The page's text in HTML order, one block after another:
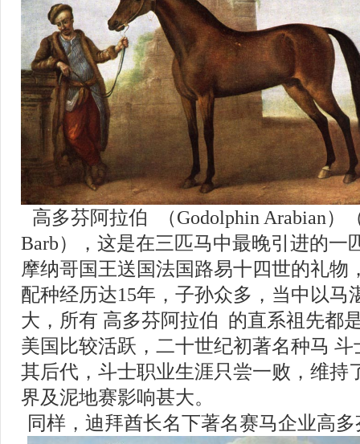
高多芬阿拉伯 （Godolphin Arabian）
Barb），这是在三匹马中最晚引进的一
摩纳哥国王送国法国路易十四世的礼物
配种经历达15年，子孙众多，当中以马
大，所有 高多芬阿拉伯 的直系祖先都
美国比较活跃，二十世纪初著名种马 斗
其后代，斗士职业生涯只尝一败，维持
界及泥地赛影响甚大。
同样，迪拜酋长名下著名赛马企业高